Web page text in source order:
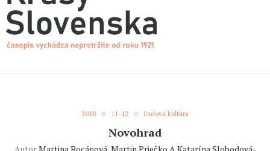
2018 11-12 Ľudová kultúra
Novohrad